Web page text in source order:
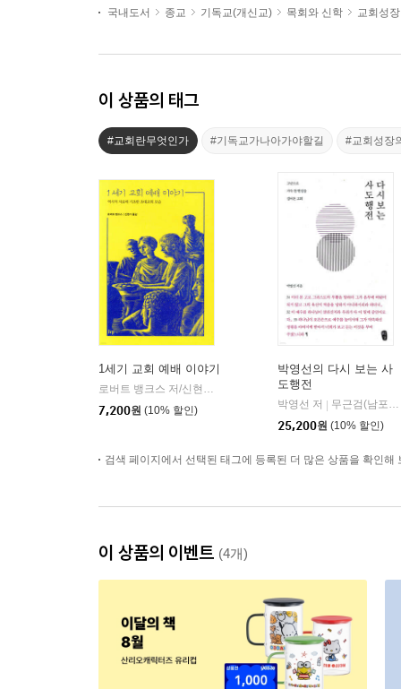
국내도서 종교 기독교(개신교) 목회와 신학 교회성장
이 상품의 태그
#교회란무엇인가 #기독교가나아가야할길 #교회성장
1세기 교회 예배 이야기
로버트 뱅크스 저/신현기 역
7,200원 (10% 할인)
박영선의 다시 보는 사
도행전
박영선 저
무근검(남포교회출판부)
25,200원 (10% 할인)
검색 페이지에서 선택된 태그에 등록된 더 많은 상품을 확인해
이 상품의 이벤트 (4개)